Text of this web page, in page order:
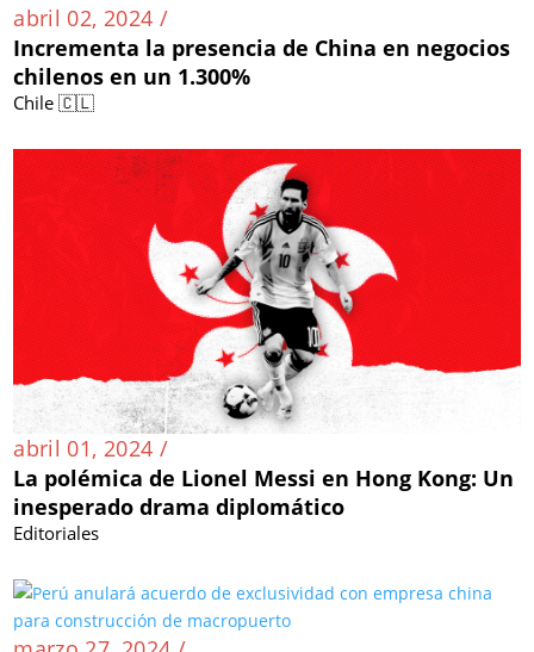
abril 02, 2024 /
Incrementa la presencia de China en negocios
Chile 🇨🇱
abril 01, 2024 /
La polémica de Lionel Messi en Hong Kong: Un
Editoriales